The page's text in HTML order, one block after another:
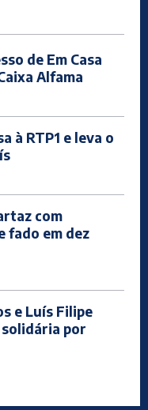
de Em Casa
Alfama
à RTP1 e leva o
com
fado em dez
e Luís Filipe
por